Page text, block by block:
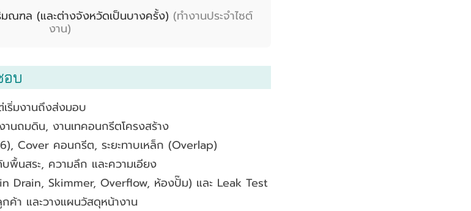
ณฑล (และต่างจังหวัดเป็นบางครั้ง) (ทำงานประจำไซต์
งาน)
อบ
ริ่มงานถึงส่งมอบ
นถมดิน, งานเทคอนกรีตโครงสร้าง
Cover คอนกรีต, ระยะทาบเหล็ก (Overlap)
พื้นสระ, ความลึก และความเอียง
Drain, Skimmer, Overflow, ห้องปั๊ม) และ Leak Test
ค้า และวางแผนวัสดุหน้างาน